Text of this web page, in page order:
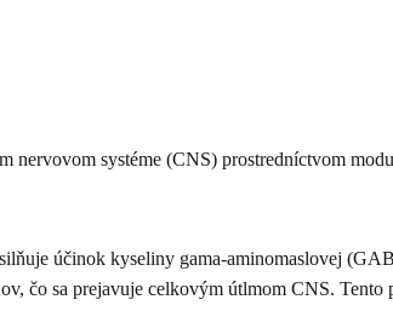
systéme (CNS) prostredníctvom
účinok kyseliny gama-aminomaslovej
čo sa prejavuje celkovým útlmom CNS.